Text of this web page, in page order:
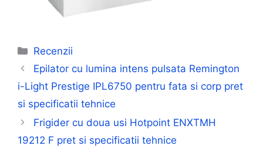
Categorii
Recenzii
Epilator cu lumina intens pulsata Remington
i-Light Prestige IPL6750 pentru fata si corp pret
si specificatii tehnice
Frigider cu doua usi Hotpoint ENXTMH
19212 F pret si specificatii tehnice